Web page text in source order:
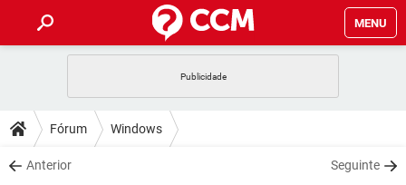
MENU
CELULAR
OUTLOOK
DICAS
JOGOS
DOWNLOADS
Fórum Windows
Anterior Seguinte